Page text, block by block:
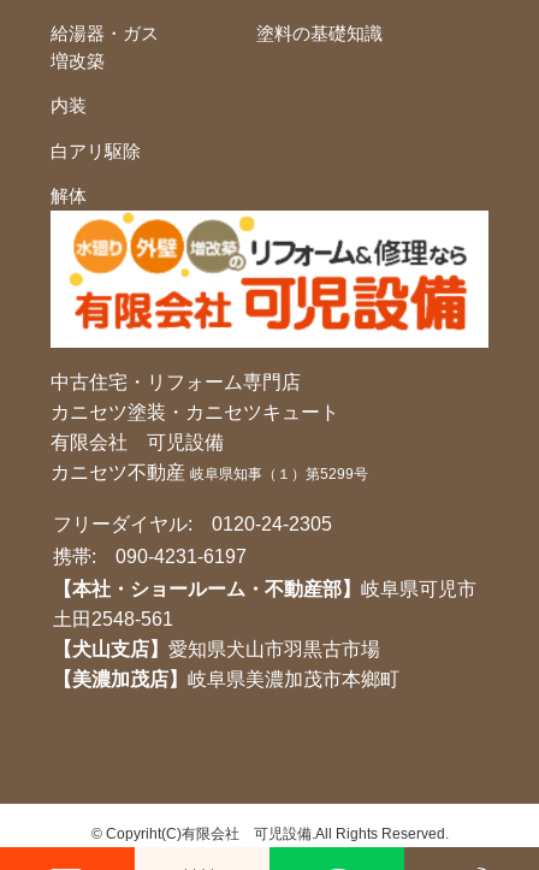
給湯器・ガス
塗料の基礎知識
増改築
内装
白アリ駆除
解体
中古住宅・リフォーム専門店
カニセツ塗装・カニセツキュート
有限会社 可児設備
カニセツ不動産岐阜県知事（１）第5299号
フリーダイヤル:0120-24-2305
携帯:090-4231-6197
【本社・ショールーム・不動産部】岐阜県可児市
土田2548-561
【犬山支店】愛知県犬山市羽黒古市場
【美濃加茂店】岐阜県美濃加茂市本鄉町
©Copyriht(C)有限会社 可児設備.All Rights Reserved.